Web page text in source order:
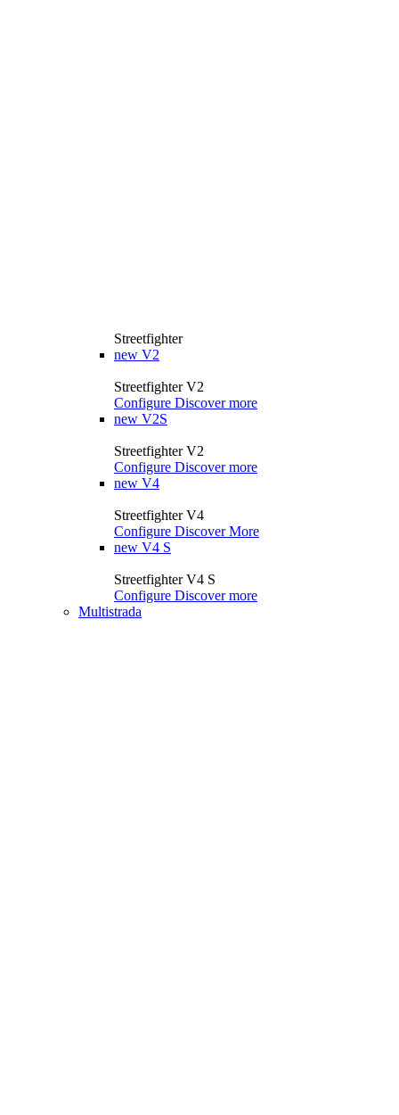
Streetfighter
new V2
Streetfighter V2
Configure Discover more
new V2S
Streetfighter V2
Configure Discover more
new V4
Streetfighter V4
Configure Discover More
new V4 S
Streetfighter V4 S
Configure Discover more
Multistrada